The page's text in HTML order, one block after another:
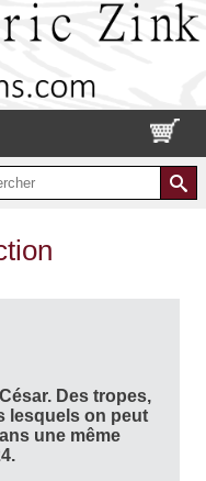
Des tropes,
lesquels on peut
une même